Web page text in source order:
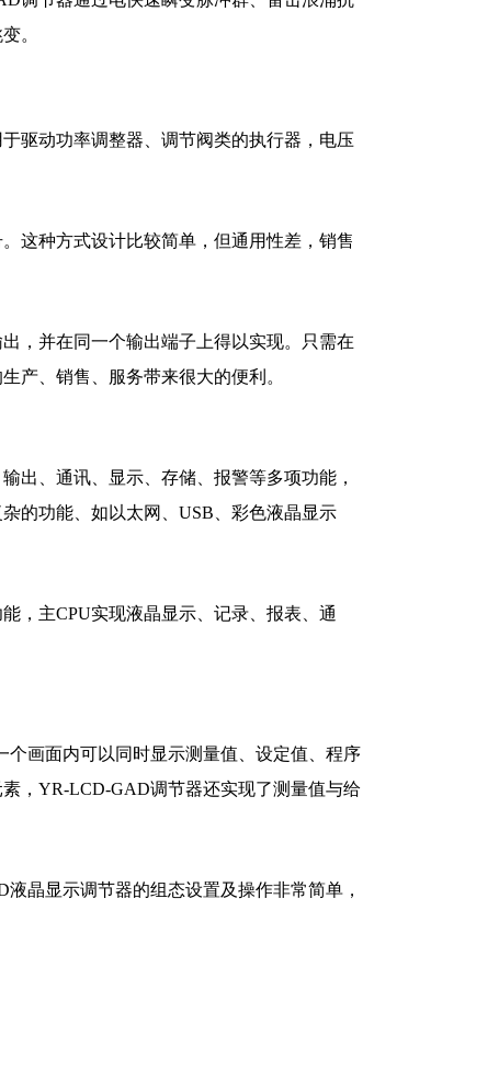
。
驱动功率调整器、调节阀类的执行器，电压
这种方式设计比较简单，但通用性差，销售
，并在同一个输出端子上得以实现。只需在
产、销售、服务带来很大的便利。
出、通讯、显示、存储、报警等多项功能，
的功能、如以太网、USB、彩色液晶显示
，主CPU实现液晶显示、记录、报表、通
画面内可以同时显示测量值、设定值、程序
，YR-LCD-GAD调节器还实现了测量值与给
晶显示调节器的组态设置及操作非常简单，